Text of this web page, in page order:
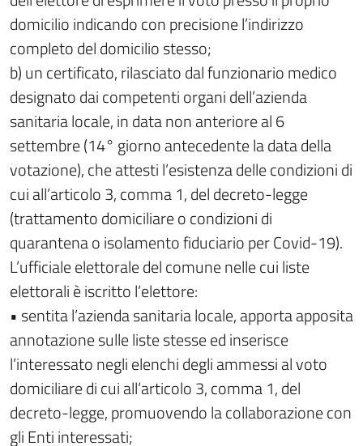
domicilio indicando con precisione l’indirizzo
completo del domicilio stesso;
b) un certificato, rilasciato dal funzionario medico
designato dai competenti organi dell’azienda
sanitaria locale, in data non anteriore al 6
settembre (14° giorno antecedente la data della
votazione), che attesti l’esistenza delle condizioni di
cui all’articolo 3, comma 1, del decreto-legge
(trattamento domiciliare o condizioni di
quarantena o isolamento fiduciario per Covid-19).
L’ufficiale elettorale del comune nelle cui liste
elettorali è iscritto l’elettore:
• sentita l’azienda sanitaria locale, apporta apposita
annotazione sulle liste stesse ed inserisce
l’interessato negli elenchi degli ammessi al voto
domiciliare di cui all’articolo 3, comma 1, del
decreto-legge, promuovendo la collaborazione con
gli Enti interessati;